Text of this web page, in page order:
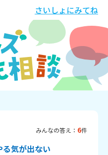
さいしょにみてね
みんなの答え： 6件
気が出ない